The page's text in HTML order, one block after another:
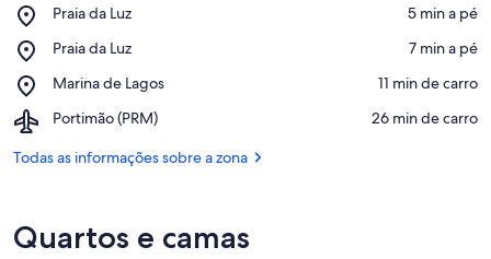
Praia da Luz
Place,
da
‪5 min a pé‬
Praia da Luz
Place,
da
‪7 min a pé‬
Marina de Lagos
Place,
de
‪11 min de carro‬
Portimão (PRM)
Airport,
(PRM)
‪26 min de carro‬
Todas as informações sobre a zona
Quartos e camas